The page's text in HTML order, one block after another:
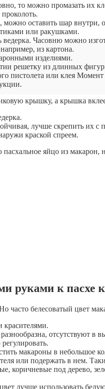
то можно промазать их
можно оставить шар
или ракушками.
Часовню можно
из картона.
изделиями.
решетку из длинных
пистолета или клея Момент
крышку, а крышка
лучше скрепить их с
краской спреем.
яйцо из макарон,
руками к пасхе
белесоватый цвет
красителями.
отсутствуют в
макароны в небольшое
или подержать в нем.
коричневые под дерево,
лучше использовать